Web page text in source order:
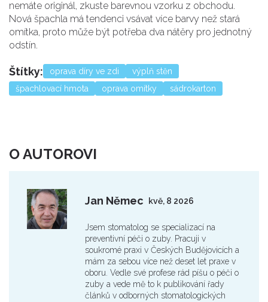
nemáte originál, zkuste barevnou vzorku z obchodu.
Nová špachla má tendenci vsávat více barvy než stará
omítka, proto může být potřeba dva nátěry pro jednotný
odstín.
Štítky: oprava díry ve zdi
výplň stěn
špachlovací hmota
oprava omítky sádrokarton
O AUTOROVI
Jan Němec kvě, 8 2026
Jsem stomatolog se specializací na
preventivní péči o zuby. Pracuji v
soukromé praxi v Českých Budějovicích a
mám za sebou více než deset let praxe v
oboru. Vedle své profese rád píšu o péči o
zuby a vede mě to k publikování řady
článků v odborných stomatologických